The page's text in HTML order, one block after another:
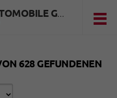
HUBER AUTOMOBILE GMBH
628 GEFUNDENEN